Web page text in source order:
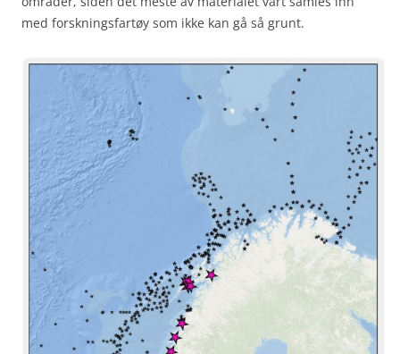
med forskningsfartøy som ikke kan gå så grunt.